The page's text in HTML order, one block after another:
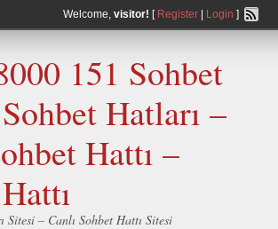
Welcome, visitor! [ Register| Login ]
151 Sohbet
Hatları –
Hattı –
Sitesi – Canlı Sohbet Hattı Sitesi